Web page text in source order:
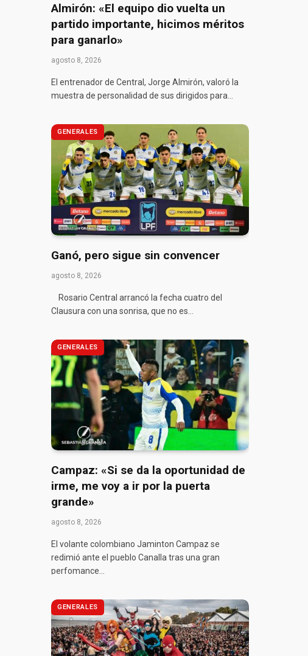
Almirón: «El equipo dio vuelta un
partido importante, hicimos méritos
para ganarlo»
agosto 8, 2026
El entrenador de Central, Jorge Almirón, valoró la
muestra de personalidad de sus dirigidos para…
GENERALES
Ganó, pero sigue sin convencer
agosto 8, 2026
Rosario Central arrancó la fecha cuatro del
Clausura con una sonrisa, que no es…
GENERALES
Campaz: «Si se da la oportunidad de
irme, me voy a ir por la puerta
grande»
agosto 8, 2026
El volante colombiano Jaminton Campaz se
redimió ante el pueblo Canalla tras una gran
perfomance…
GENERALES